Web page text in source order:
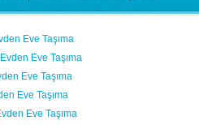
Eve Taşıma
Eve Taşıma
Eve Taşıma
Eve Taşıma
Eve Taşıma